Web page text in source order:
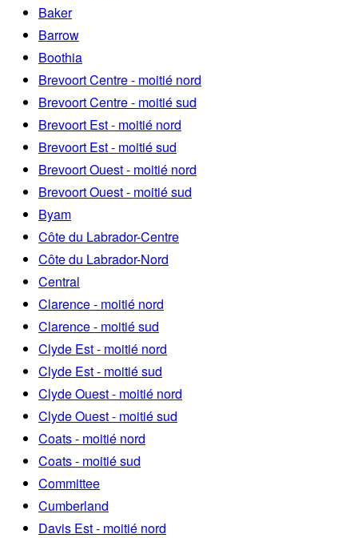
Baker
Barrow
Boothia
Brevoort Centre - moitié nord
Brevoort Centre - moitié sud
Brevoort Est - moitié nord
Brevoort Est - moitié sud
Brevoort Ouest - moitié nord
Brevoort Ouest - moitié sud
Byam
Côte du Labrador-Centre
Côte du Labrador-Nord
Central
Clarence - moitié nord
Clarence - moitié sud
Clyde Est - moitié nord
Clyde Est - moitié sud
Clyde Ouest - moitié nord
Clyde Ouest - moitié sud
Coats - moitié nord
Coats - moitié sud
Committee
Cumberland
Davis Est - moitié nord